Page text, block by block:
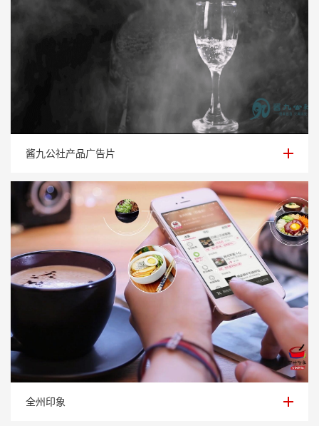
酱九公社产品广告片
酱九公社产品广告片
全州印象
全州印象